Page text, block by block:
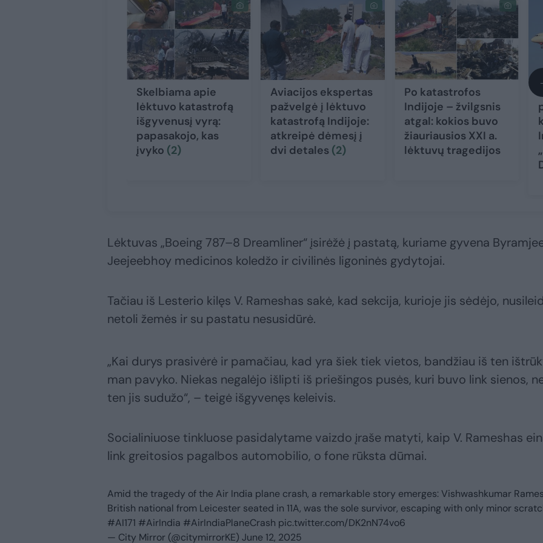
Skelbiama apie
lėktuvo katastrofą
išgyvenusį vyrą:
papasakojo, kas
įvyko (2)
Aviacijos ekspertas
pažvelgė į lėktuvo
katastrofą Indijoje:
atkreipė dėmesį į
dvi detales (2)
Po katastrofos
Indijoje – žvilgsnis
atgal: kokios buvo
žiauriausios XXI a.
lėktuvų tragedijos
Lėktuvas „Boeing 787–8 Dreamliner“ įsirėžė į pastatą, kuriame gyvena
Jeejeebhoy medicinos koledžo ir civilinės ligoninės gydytojai.
Tačiau iš Lesterio kilęs V. Rameshas sakė, kad sekcija, kurioje jis sėdėjo,
netoli žemės ir su pastatu nesusidūrė.
„Kai durys prasivėrė ir pamačiau, kad yra šiek tiek vietos, bandžiau iš ten
man pavyko. Niekas negalėjo išlipti iš priešingos pusės, kuri buvo link sienos,
ten jis sudužo“, – teigė išgyvenęs keleivis.
Socialiniuose tinkluose pasidalytame vaizdo įraše matyti, kaip V. Rameshas
link greitosios pagalbos automobilio, o fone rūksta dūmai.
Amid the tragedy of the Air India plane crash, a remarkable story emerges: Vishwashkumar
British national from Leicester seated in 11A, was the sole survivor, escaping with only minor
#AI171 #AirIndia #AirIndiaPlaneCrash pic.twitter.com/DK2nN74vo6
— City Mirror (@citymirrorKE) June 12, 2025